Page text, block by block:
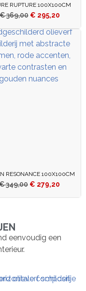
RUPTURE 100X100CM
369,00 € 295,20
RESONANCE 100X100CM
349,00 € 279,20
eenvoudig een